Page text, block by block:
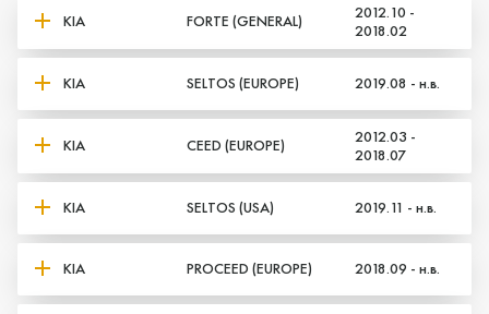
KIA FORTE (GENERAL)
2012.10 -
2018.02
KIA SELTOS (EUROPE) 2019.08 - н.в.
KIA CEED (EUROPE)
2012.03 -
2018.07
KIA SELTOS (USA) 2019.11 - н.в.
KIA PROCEED (EUROPE) 2018.09 - н.в.